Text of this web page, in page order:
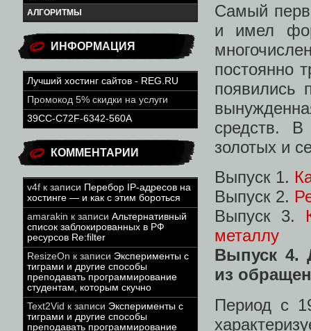
АЛГОРИТМЫ
ИНФОРМАЦИЯ
Лучший хостинг сайтов - REG.RU
Промокод 5% скидки на услуги
39CC-C72F-6342-560A
КОММЕНТАРИИ
v4f к записи Перебор IP-адресов на
хостинге — и как с этим бороться
amarakin к записи Альтернативный
список заблокированных в РФ
ресурсов Re:filter
ResizeOn к записи Эксперименты с
тиграми и другие способы
преподавать программирование
студентам, которым скучно
Text2Vid к записи Эксперименты с
тиграми и другие способы
преподавать программирование
Самый
и имел
постоянно
появились
средств.
золотых и
Выпуск 1.
Выпуск 2.
Выпуск 3.
металлу
Выпуск 4.
из
Период с